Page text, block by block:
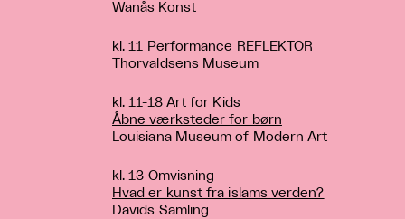
Wanås Konst
kl. 11 Performance REFLEKTOR
Thorvaldsens Museum
kl. 11-18 Art for Kids
Åbne værksteder for børn
Louisiana Museum of Modern Art
kl. 13 Omvisning
Hvad er kunst fra islams verden?
Davids Samling